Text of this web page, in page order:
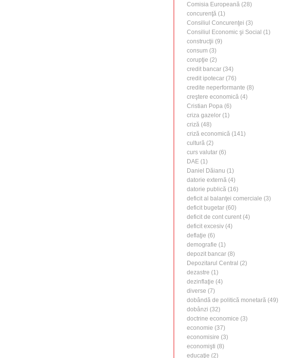
Comisia Europeană (28)
concurenţă (1)
Consiliul Concurenţei (3)
Consiliul Economic şi Social (1)
construcţii (9)
consum (3)
corupţie (2)
credit bancar (34)
credit ipotecar (76)
credite neperformante (8)
creştere economică (4)
Cristian Popa (6)
criza gazelor (1)
criză (48)
criză economică (141)
cultură (2)
curs valutar (6)
DAE (1)
Daniel Dăianu (1)
datorie externă (4)
datorie publică (16)
deficit al balanţei comerciale (3)
deficit bugetar (60)
deficit de cont curent (4)
deficit excesiv (4)
deflaţie (6)
demografie (1)
depozit bancar (8)
Depozitarul Central (2)
dezastre (1)
dezinflaţie (4)
diverse (7)
dobândă de politică monetară (49)
dobânzi (32)
doctrine economice (3)
economie (37)
economisire (3)
economişti (8)
educaţie (2)